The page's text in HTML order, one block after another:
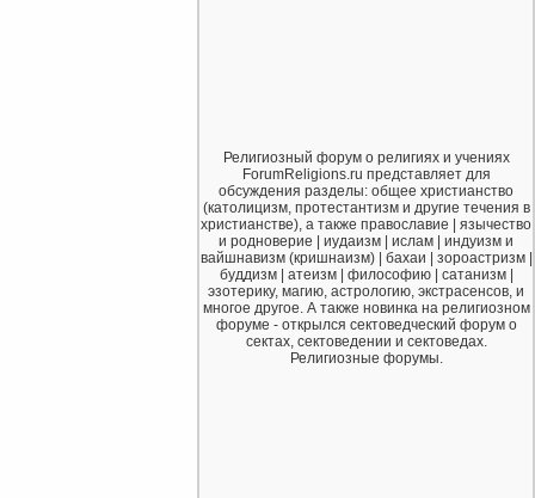
Религиозный форум о религиях и учениях
ForumReligions.ru представляет для
обсуждения разделы: общее христианство
(католицизм, протестантизм и другие течения в
христианстве), а также православие | язычество
и родноверие | иудаизм | ислам | индуизм и
вайшнавизм (кришнаизм) | бахаи | зороастризм |
буддизм | атеизм | философию | сатанизм |
эзотерику, магию, астрологию, экстрасенсов, и
многое другое. А также новинка на религиозном
форуме - открылся сектоведческий форум о
сектах, сектоведении и сектоведах.
Религиозные форумы.